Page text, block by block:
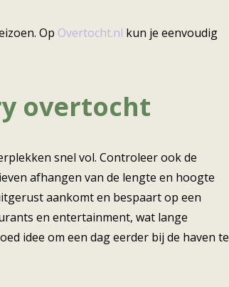
Op Overtocht.nl kun je eenvoudig
overtocht
snel vol. Controleer ook de
afhangen van de lengte en hoogte
aankomt en bespaart op een
en entertainment, wat lange
idee om een dag eerder bij de haven te